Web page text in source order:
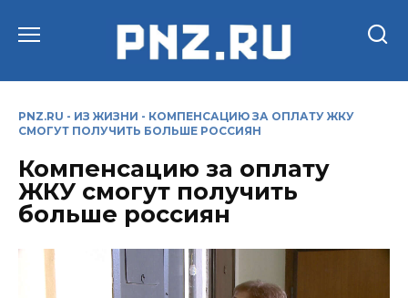
PNZ.RU - ИЗ ЖИЗНИ - КОМПЕНСАЦИЮ ЗА ОПЛАТУ ЖКУ
СМОГУТ ПОЛУЧИТЬ БОЛЬШЕ РОССИЯН
Компенсацию за оплату
ЖКУ смогут получить
больше россиян